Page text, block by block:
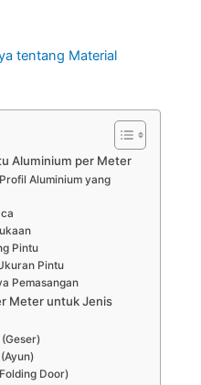
tentang Material
Aluminium per Meter
Aluminium yang
Pintu
Pintu
Pemasangan
Meter untuk Jenis
Door)